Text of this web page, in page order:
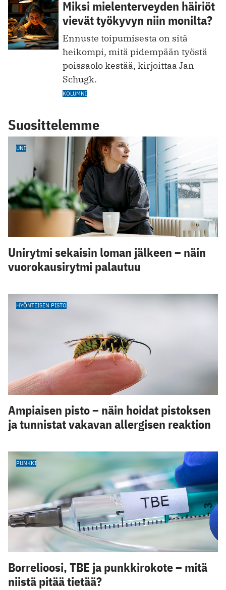
Miksi mielenterveyden häiriöt
vievät työkyvyn niin monilta?
Ennuste toipumisesta on sitä
heikompi, mitä pidempään työstä
poissaolo kestää, kirjoittaa Jan
Schugk.
KOLUMNI
Suosittelemme
UNI
Unirytmi sekaisin loman jälkeen – näin
vuorokausirytmi palautuu
HYÖNTEISEN PISTO
Ampiaisen pisto – näin hoidat pistoksen
ja tunnistat vakavan allergisen reaktion
PUNKKI
Borrelioosi, TBE ja punkkirokote – mitä
niistä pitää tietää?